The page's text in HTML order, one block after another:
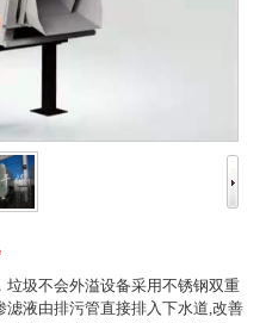
圾不会外溢设备采用不锈钢双重
液由排污管直接排入下水道,改善